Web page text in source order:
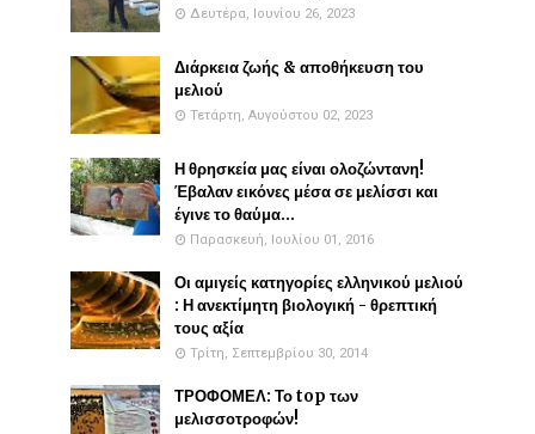
Δευτέρα, Ιουνίου 26, 2023
Διάρκεια ζωής & αποθήκευση του
μελιού
Τετάρτη, Αυγούστου 02, 2023
Η θρησκεία μας είναι ολοζώντανη!
Έβαλαν εικόνες μέσα σε μελίσσι και
έγινε το θαύμα...
Παρασκευή, Ιουλίου 01, 2016
Οι αμιγείς κατηγορίες ελληνικού μελιού
: Η ανεκτίμητη βιολογική - θρεπτική
τους αξία
Τρίτη, Σεπτεμβρίου 30, 2014
ΤΡΟΦΟΜΕΛ: Το top των
μελισσοτροφών!